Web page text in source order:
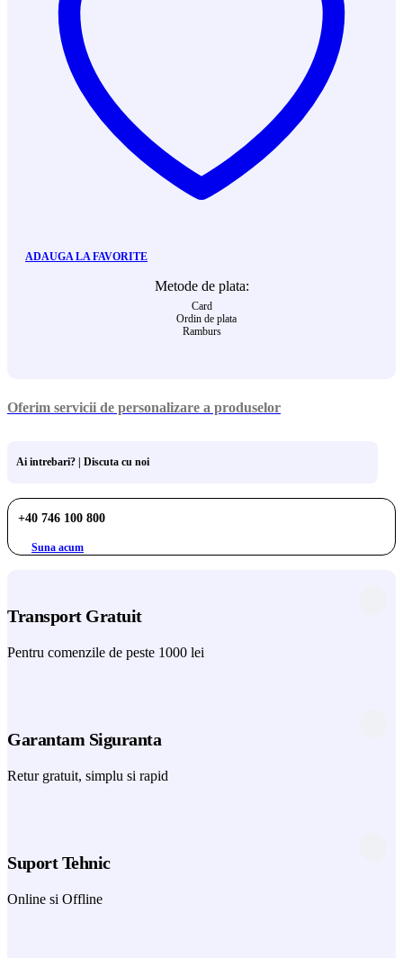
ADAUGA LA FAVORITE
Metode de plata:
Card
Ordin de plata
Ramburs
Oferim servicii de personalizare a produselor
Ai intrebari? | Discuta cu noi
+40 746 100 800
Suna acum
Transport Gratuit
Pentru comenzile de peste 1000 lei
Garantam Siguranta
Retur gratuit, simplu si rapid
Suport Tehnic
Online si Offline